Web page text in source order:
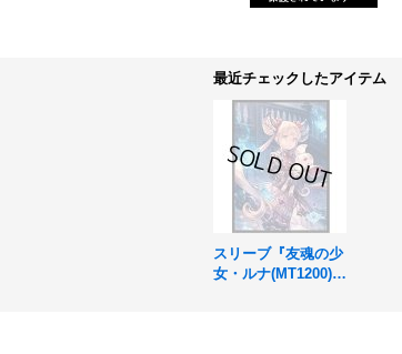
最近チェックしたアイテム
スリーブ『友魂の少
女・ルナ(MT1200)』